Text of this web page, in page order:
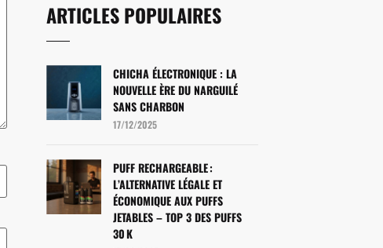
ARTICLES POPULAIRES
CHICHA ÉLECTRONIQUE : LA
NOUVELLE ÈRE DU NARGUILÉ
SANS CHARBON
17/12/2025
PUFF RECHARGEABLE :
L’ALTERNATIVE LÉGALE ET
ÉCONOMIQUE AUX PUFFS
JETABLES – TOP 3 DES PUFFS
30 K